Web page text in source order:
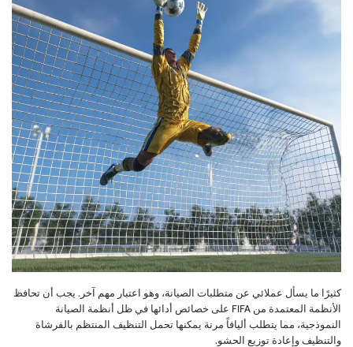
كثيرًا ما يسأل عملائي عن متطلبات الصيانة، وهو اعتبار مهم آخر. يجب أن تحافظ
الأنظمة المعتمدة من FIFA على خصائص أدائها في ظل أنظمة الصيانة
النموذجية، مما يتطلب أليافاً مرنة يمكنها تحمل التنظيف المنتظم بالفرشاة
والتنظيف وإعادة توزيع الحشو.